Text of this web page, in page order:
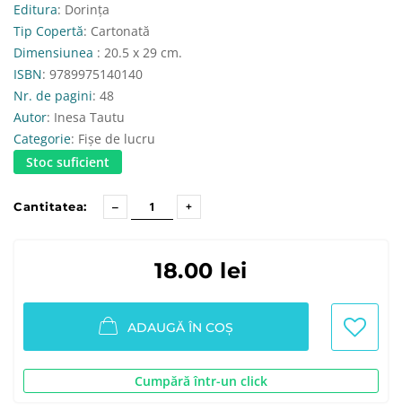
Editura: Dorința
Tip Copertă: Cartonată
Dimensiunea : 20.5 x 29 cm.
ISBN: 9789975140140
Nr. de pagini: 48
Autor: Inesa Tautu
Categorie: Fișe de lucru
Stoc suficient
Cantitatea:
18.00 lei
ADAUGĂ ÎN COȘ
Cumpără într-un click